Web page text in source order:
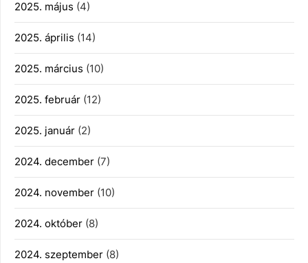
2025. május (4)
2025. április (14)
2025. március (10)
2025. február (12)
2025. január (2)
2024. december (7)
2024. november (10)
2024. október (8)
2024. szeptember (8)